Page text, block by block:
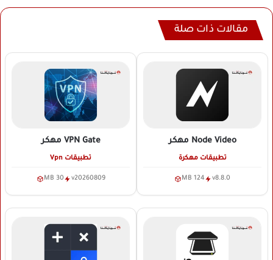
مقالات ذات صلة
Node Video مهكر
تطبيقات مهكرة
v8.8.0
124 MB
VPN Gate مهكر
تطبيقات Vpn
v20260809
30 MB